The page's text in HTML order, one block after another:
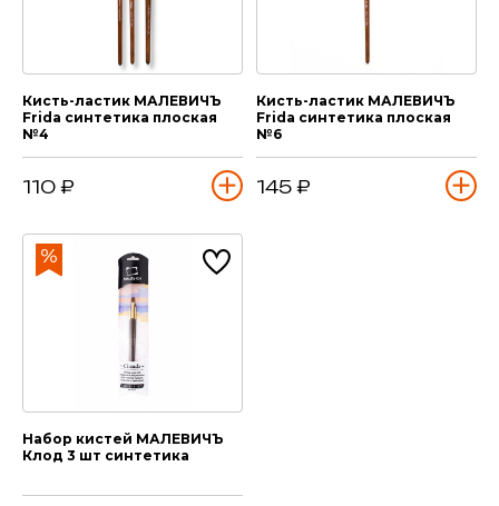
Кисть-ластик МАЛЕВИЧЪ
Frida синтетика плоская
№4
110 ₽
Кисть-ластик МАЛЕВИЧЪ
Frida синтетика плоская
№6
145 ₽
Набор кистей МАЛЕВИЧЪ
Клод 3 шт синтетика